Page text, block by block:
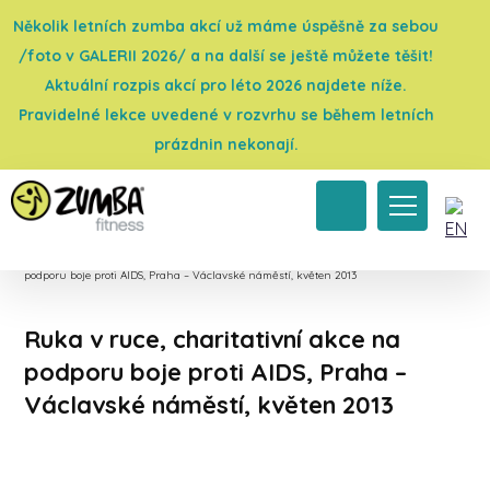
Několik letních zumba akcí už máme úspěšně za sebou
/foto v GALERII 2026/ a na další se ještě můžete těšit!
Aktuální rozpis akcí pro léto 2026 najdete níže.
Pravidelné lekce uvedené v rozvrhu se během letních
prázdnin nekonají.
podporu boje proti AIDS, Praha – Václavské náměstí, květen 2013
Ruka v ruce, charitativní akce na
podporu boje proti AIDS, Praha –
Václavské náměstí, květen 2013